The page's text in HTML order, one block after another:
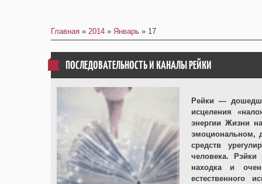
Главная » 2014 » Январь » 17
ПОСЛЕДОВАТЕЛЬНОСТЬ И КАНАЛЫ РЕЙКИ
Рейки —
исцеления
энергии Жизни
эмоциональном,
средств
человека.
находка и
естественного